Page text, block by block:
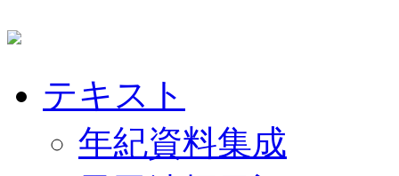
テキスト
年紀資料集成